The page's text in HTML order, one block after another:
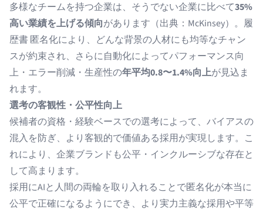
多様なチームを持つ企業は、そうでない企業に比べて35%
高い業績を上げる傾向があります（出典： McKinsey）。履
歴書 匿名化により、どんな背景の人材にも均等なチャン
スが約束され、さらに自動化によってパフォーマンス向
上・エラー削減・生産性の年平均0.8〜1.4%向上が見込ま
れます。
選考の客観性・公平性向上
候補者の資格・経験ベースでの選考によって、バイアスの
混入を防ぎ、より客観的で価値ある採用が実現します。こ
れにより、企業ブランドも公平・インクルーシブな存在と
して高まります。
採用にAIと人間の両輪を取り入れることで匿名化が本当に
公平で正確になるようにでき、より実力主義な採用や平等